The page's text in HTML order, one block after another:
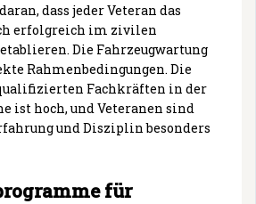
dass jeder Veteran das
erfolgreich im zivilen
Die Fahrzeugwartung
Rahmenbedingungen. Die
Fachkräften in der
ist hoch, und Veteranen sind
und Disziplin besonders
für